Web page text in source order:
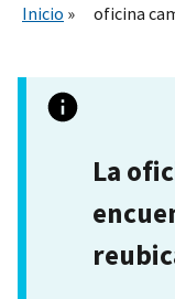
Inicio oficina
La